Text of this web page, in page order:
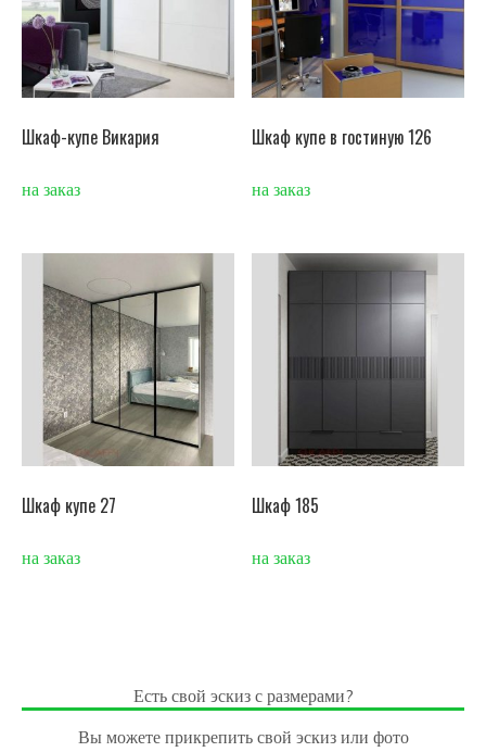
Шкаф-купе Викария
на заказ
Шкаф купе в гостиную 126
на заказ
Шкаф купе 27
на заказ
Шкаф 185
на заказ
Есть свой эскиз с размерами?
Вы можете прикрепить свой эскиз или фото